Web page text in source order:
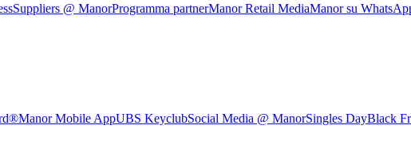
Suppliers @ ManorProgramma partnerManor Retail MediaManor su
Manor Mobile AppUBS KeyclubSocial Media @ ManorSingles DayBlack